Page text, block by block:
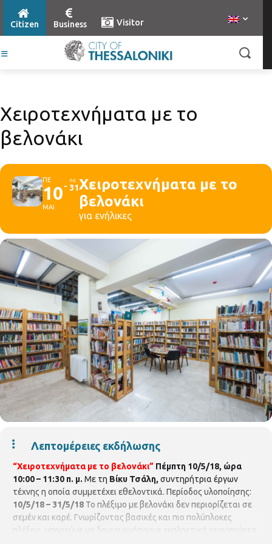
Citizen Business Visitor
Χειροτεχνήματα με το
βελονάκι
ΠΕ
10
ΜΑΙ
ΠΕ
31Χειροτεχνήματα με το
βελονάκι
για ενήλικες
Λεπτομέρειες εκδήλωσης
“Χειροτεχνήματα με το βελονάκι” Πέμπτη 10/5/18, ώρα
10:00 – 11:30 π. μ. Με τη Βίκυ Τσάλη, συντηρήτρια έργων
τέχνης η οποία συμμετέχει εθελοντικά. Περίοδος υλοποίησης:
10/5/18 – 31/5/18 Το πλέξιμο με βελονάκι δεν περιορίζεται σε
σεμέν και καρέ. Γνωρίζοντας βασικές και πιο πολύπλοκες
πλέξεις, μπορούμε να δημιουργήσουμε εκπληκτικά χειροποίητα